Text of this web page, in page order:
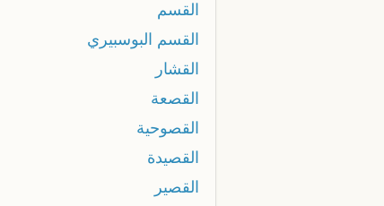
القسم
القسم البوسبيري
القشار
القصعة
القصوحية
القصيدة
القصير